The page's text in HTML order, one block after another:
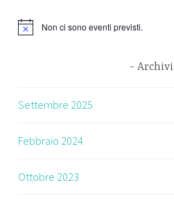
Non ci sono eventi previsti.
Archivi
Settembre 2025
Febbraio 2024
Ottobre 2023